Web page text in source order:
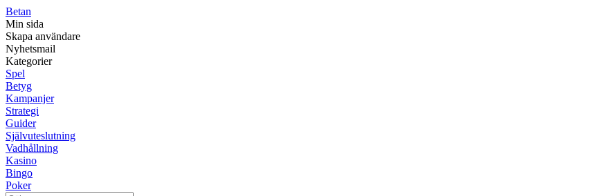
Betan
Min sida
Skapa användare
Nyhetsmail
Kategorier
Spel
Betyg
Kampanjer
Strategi
Guider
Självuteslutning
Vadhållning
Kasino
Bingo
Poker